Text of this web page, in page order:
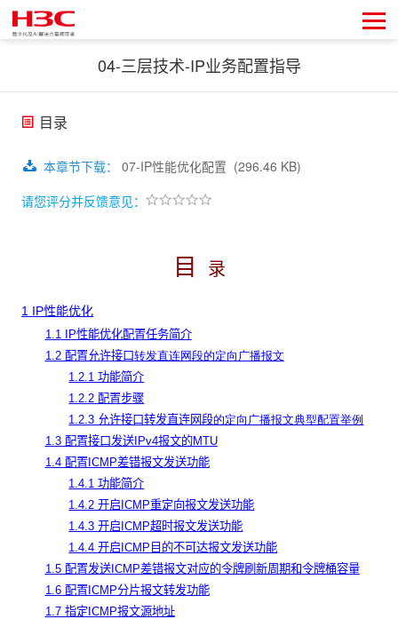
04-三层技术-IP业务配置指导
目录
本章节下载： 07-IP性能优化配置 (296.46 KB)
请您评分并反馈意见：
目 录
1 IP性能优化
1.1 IP性能优化配置任务简介
1.2 配置允许接口转发直连网段的定向广播报文
1.2.1 功能简介
1.2.2 配置步骤
1.2.3 允许接口转发直连网段的定向广播报文典型配置举例
1.3 配置接口发送IPv4报文的MTU
1.4 配置ICMP差错报文发送功能
1.4.1 功能简介
1.4.2 开启ICMP重定向报文发送功能
1.4.3 开启ICMP超时报文发送功能
1.4.4 开启ICMP目的不可达报文发送功能
1.5 配置发送ICMP差错报文对应的令牌刷新周期和令牌桶容量
1.6 配置ICMP分片报文转发功能
1.7 指定ICMP报文源地址